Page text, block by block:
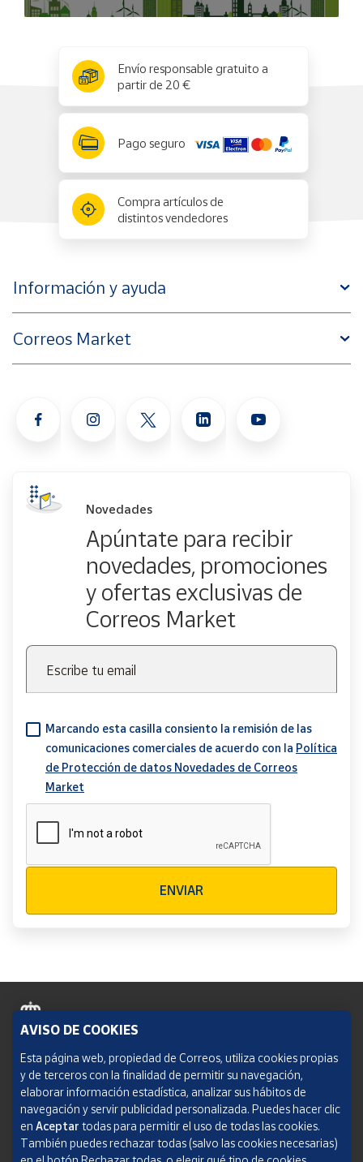
Envío responsable gratuito a
partir de 20 €
Pago seguro
Compra artículos de
distintos vendedores
Información y ayuda
Correos Market
Novedades
Apúntate para recibir
novedades, promociones
y ofertas exclusivas de
Correos Market
Escribe tu email
Marcando esta casilla consiento la remisión de las
comunicaciones comerciales de acuerdo con la Política
de Protección de datos Novedades de Correos
Market
ENVIAR
Política de cookies
Aviso legal
Condiciones del servicio
Política de Privacidad Web
AVISO DE COOKIES
Esta página web, propiedad de Correos, utiliza cookies propias
y de terceros con la finalidad de permitir su navegación,
elaborar información estadística, analizar sus hábitos de
navegación y servir publicidad personalizada. Puedes hacer clic
en Aceptar todas para permitir el uso de todas las cookies.
También puedes rechazar todas (salvo las cookies necesarias)